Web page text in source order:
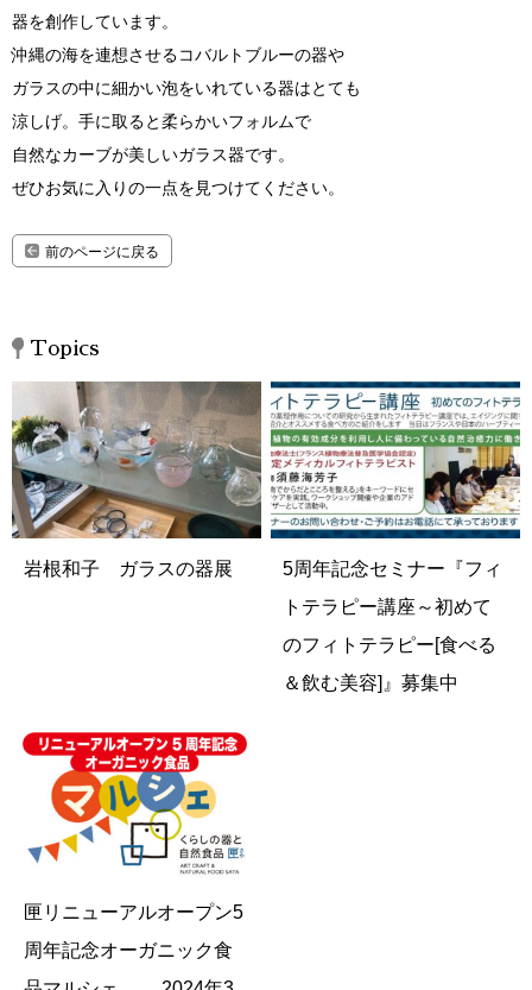
器を創作しています。
沖縄の海を連想させるコバルトブルーの器や
ガラスの中に細かい泡をいれている器はとても
涼しげ。手に取ると柔らかいフォルムで
自然なカーブが美しいガラス器です。
ぜひお気に入りの一点を見つけてください。
前のページに戻る
Topics
岩根和子 ガラスの器展
5周年記念セミナー『フィ
トテラピー講座～初めて
のフィトテラピー[食べる
＆飲む美容]』募集中
匣リニューアルオープン5
周年記念オーガニック食